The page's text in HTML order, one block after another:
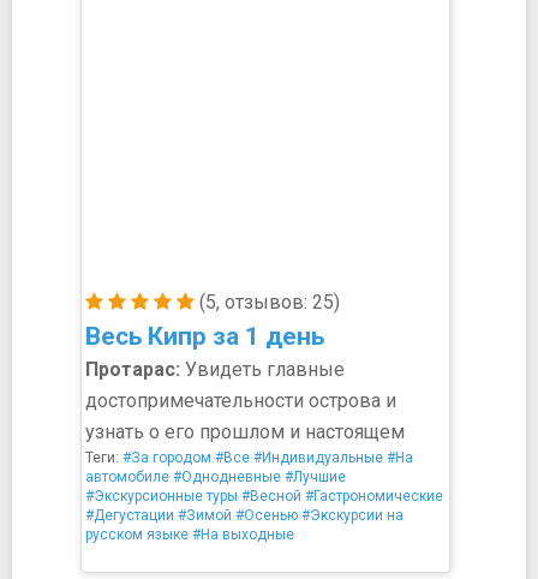
(5, отзывов: 25)
Весь Кипр за 1 день
Протарас: Увидеть главные
достопримечательности острова и
узнать о его прошлом и настоящем
Теги: #За городом #Все #Индивидуальные #На
автомобиле #Однодневные #Лучшие
#Экскурсионные туры #Весной #Гастрономические
#Дегустации #Зимой #Осенью #Экскурсии на
русском языке #На выходные